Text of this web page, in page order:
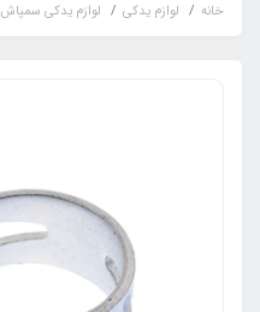
خانه لوازم یدکی لوازم یدکی سمپاش